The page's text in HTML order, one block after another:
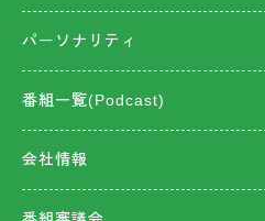
パーソナリティ
番組一覧(Podcast)
会社情報